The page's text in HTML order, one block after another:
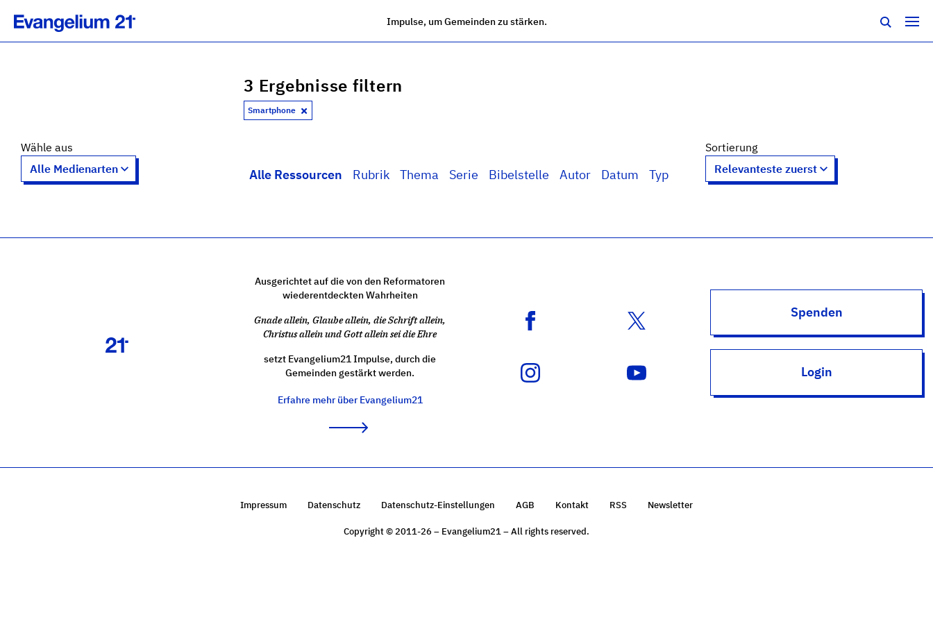
Impulse, um Gemeinden zu stärken.
3 Ergebnisse filtern
Smartphone
Wähle aus
Alle Ressourcen Rubrik Thema Serie Bibelstelle Autor Datum Typ
Sortierung
Ausgerichtet auf die von den Reformatoren
wiederentdeckten Wahrheiten
Gnade allein, Glaube allein, die Schrift allein,
Christus allein und Gott allein sei die Ehre
setzt Evangelium21 Impulse, durch die
Gemeinden gestärkt werden.
Erfahre mehr über Evangelium21
Spenden
Login
Impressum Datenschutz Datenschutz-Einstellungen AGB Kontakt RSS Newsletter
Copyright © 2011-26 – Evangelium21 – All rights reserved.